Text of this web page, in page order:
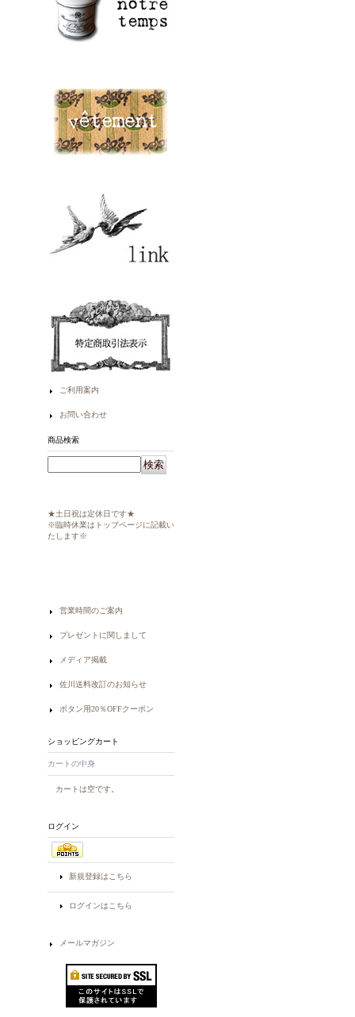
ご利用案内
お問い合わせ
商品検索
★土日祝は定休日です★
※臨時休業はトップページに記載い
たします※
営業時間のご案内
プレゼントに関しまして
メディア掲載
佐川送料改訂のお知らせ
ボタン用20％OFFクーポン
ショッピングカート
カートの中身
カートは空です。
ログイン
新規登録はこちら
ログインはこちら
メールマガジン